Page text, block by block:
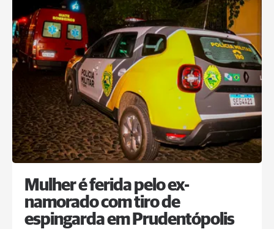
Mulher é ferida pelo ex-
namorado com tiro de
espingarda em Prudentópolis